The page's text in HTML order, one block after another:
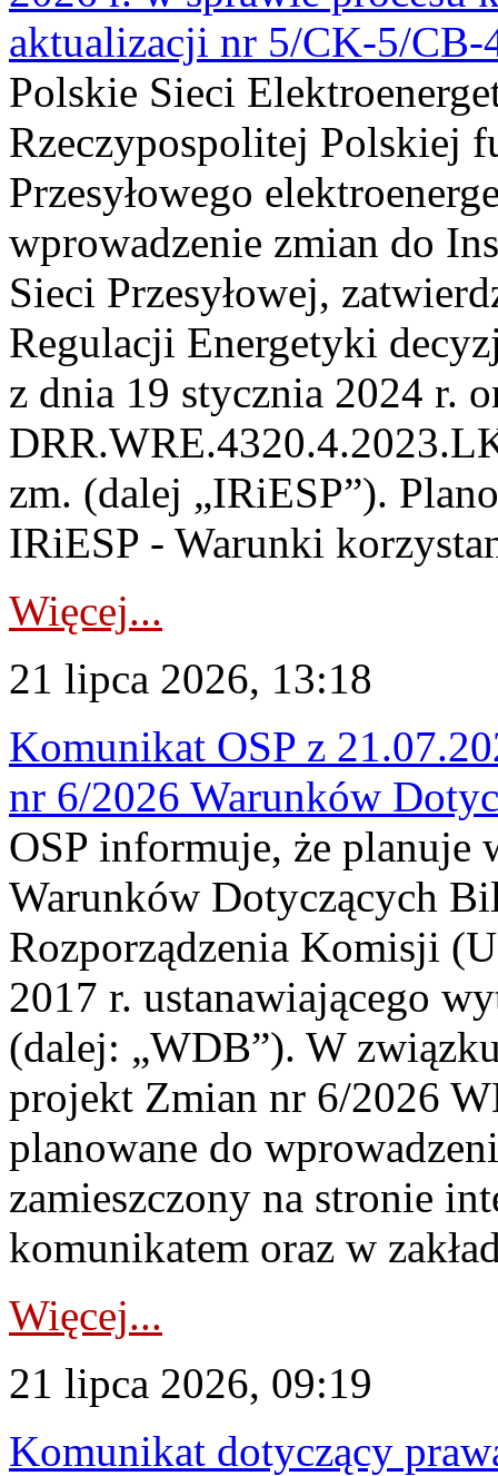
aktualizacji nr 5/CK-5/CB-
Polskie Sieci
Rzeczypospolitej Polskiej
Przesyłowego
wprowadzenie zmian do
Sieci Przesyłowej,
Regulacji Energetyki
z dnia 19 stycznia 2024 r.
zm. (dalej „IRiESP”).
IRiESP - Warunki
Więcej...
21 lipca 2026, 13:18
Komunikat OSP z
nr 6/2026 Warunków
OSP informuje, że planuje
Warunków Dotyczących
Rozporządzenia Komisji
2017 r. ustanawiającego
(dalej: „WDB”). W
projekt Zmian nr 6/2026
planowane do
zamieszczony na stronie
komunikatem oraz w
Więcej...
21 lipca 2026, 09:19
Komunikat dotyczący